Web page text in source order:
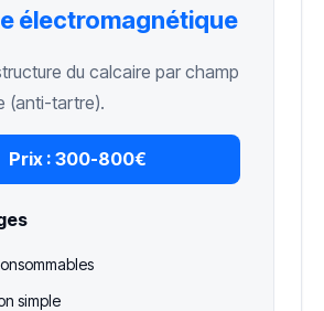
électromagnétique
du calcaire par champ
(anti-tartre).
Prix : 300-800€
simple